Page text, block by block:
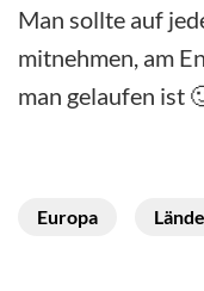
Man sollte auf
mitnehmen, am
man gelaufen ist
Europa